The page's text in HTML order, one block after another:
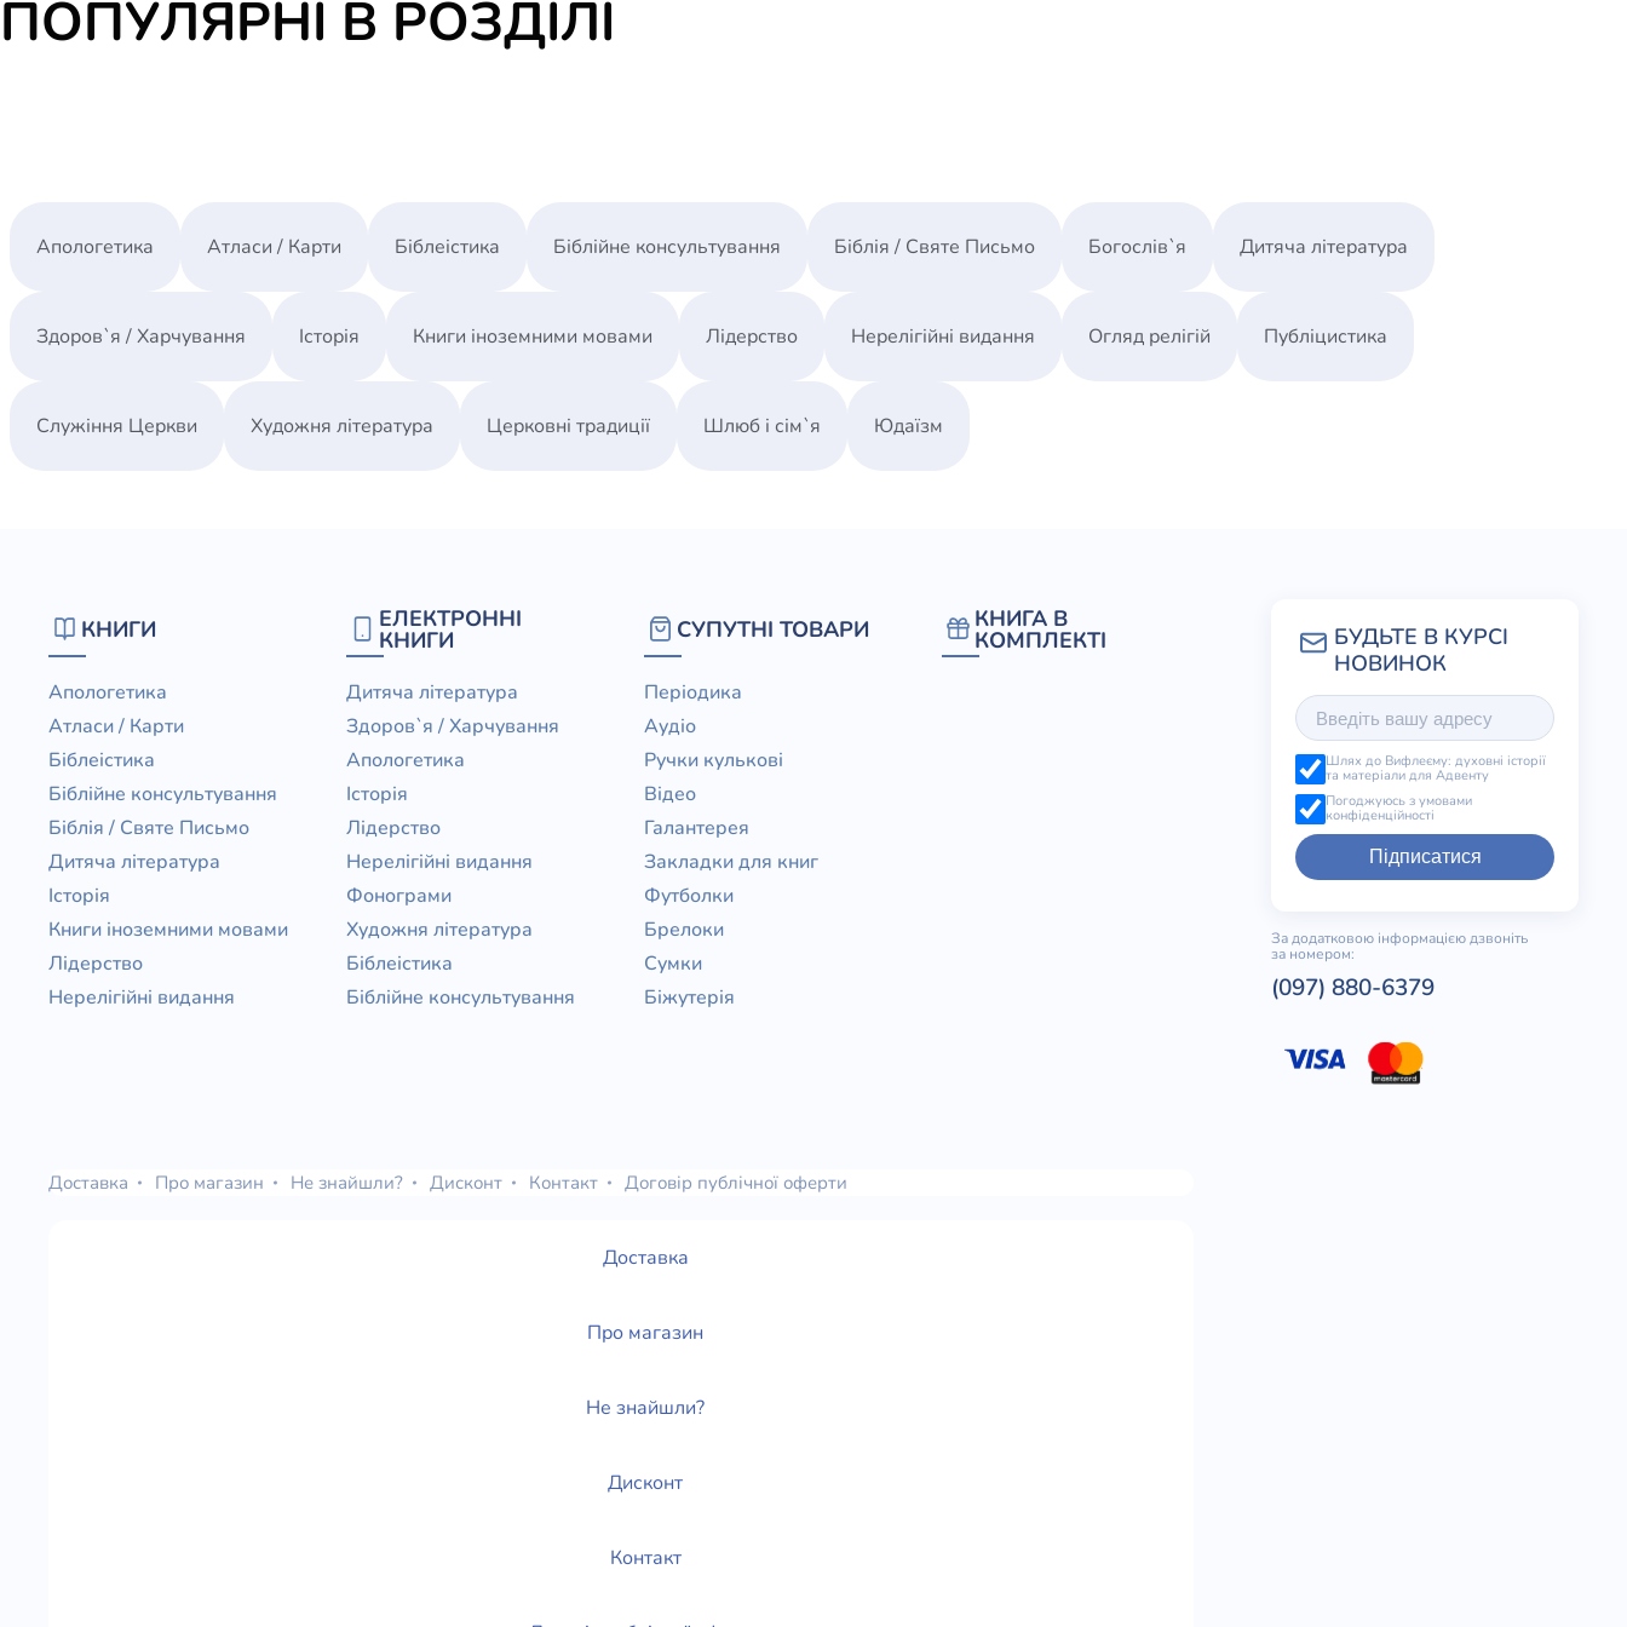
ПОПУЛЯРНІ В РОЗДІЛІ
Апологетика Атласи / Карти Біблеістика Біблійне консультування Біблія / Святе Письмо Богослів`я Дитяча література
Здоров`я / Харчування Історія Книги іноземними мовами Лідерство Нерелігійні видання Огляд релігій Публіцистика
Служіння Церкви Художня література Церковні традиції Шлюб і сім`я Юдаїзм
КНИГИ
Апологетика
Атласи / Карти
Біблеістика
Біблійне консультування
Біблія / Святе Письмо
Дитяча література
Історія
Книги іноземними мовами
Лідерство
Нерелігійні видання
ЕЛЕКТРОННІ
КНИГИ
Дитяча література
Здоров`я / Харчування
Апологетика
Історія
Лідерство
Нерелігійні видання
Фонограми
Художня література
Біблеістика
Біблійне консультування
СУПУТНІ ТОВАРИ
Періодика
Аудіо
Ручки кулькові
Відео
Галантерея
Закладки для книг
Футболки
Брелоки
Сумки
Біжутерія
КНИГА В
КОМПЛЕКТІ
Шлях до Вифлеєму: духовні історії
та матеріали для Адвенту
Погоджуюсь з умовами
конфіденційності
Підписатися
За додатковою інформацією дзвоніть
за номером:
(097) 880-6379
Доставка Про магазин Не знайшли? Дисконт Контакт Договір публічної оферти
Доставка
Про магазин
Не знайшли?
Дисконт
Контакт